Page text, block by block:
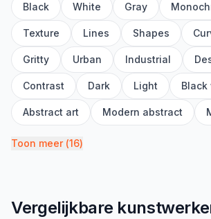
Black White Gray
Texture Lines Shapes
Gritty Urban Industrial
Contrast Dark Light Black
Abstract art Modern abstract
Toon meer(16)
Vergelijkbare